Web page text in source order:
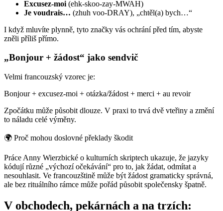
Excusez-moi (ehk-skoo-zay-MWAH)
Je voudrais… (zhuh voo-DRAY), „chtěl(a) bych…“
I když mluvíte plynně, tyto značky vás ochrání před tím, abyste
zněli příliš přímo.
„Bonjour + žádost“ jako sendvič
Velmi francouzský vzorec je:
Bonjour + excusez-moi + otázka/žádost + merci + au revoir
Zpočátku může působit dlouze. V praxi to trvá dvě vteřiny a změní
to náladu celé výměny.
🌍 Proč mohou doslovné překlady škodit
Práce Anny Wierzbické o kulturních skriptech ukazuje, že jazyky
kódují různé „výchozí očekávání“ pro to, jak žádat, odmítat a
nesouhlasit. Ve francouzštině může být žádost gramaticky správná,
ale bez rituálního rámce může pořád působit společensky špatně.
V obchodech, pekárnách a na trzích: